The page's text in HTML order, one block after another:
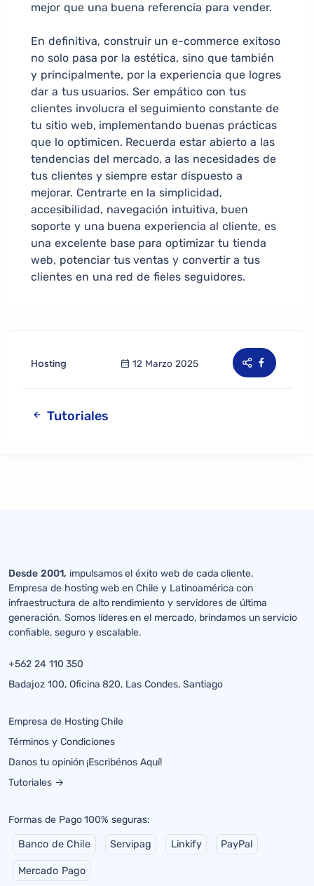
mejor que una buena referencia para vender.
En definitiva, construir un e-commerce exitoso
no solo pasa por la estética, sino que también
y principalmente, por la experiencia que logres
dar a tus usuarios. Ser empático con tus
clientes involucra el seguimiento constante de
tu sitio web, implementando buenas prácticas
que lo optimicen. Recuerda estar abierto a las
tendencias del mercado, a las necesidades de
tus clientes y siempre estar dispuesto a
mejorar. Centrarte en la simplicidad,
accesibilidad, navegación intuitiva, buen
soporte y una buena experiencia al cliente, es
una excelente base para optimizar tu tienda
web, potenciar tus ventas y convertir a tus
clientes en una red de fieles seguidores.
Hosting 12 Marzo 2025
Tutoriales
Desde 2001, impulsamos el éxito web de cada cliente.
Empresa de hosting web en Chile y Latinoamérica con
infraestructura de alto rendimiento y servidores de última
generación. Somos líderes en el mercado, brindamos un servicio
confiable, seguro y escalable.
+562 24 110 350
Badajoz 100, Oficina 820, Las Condes, Santiago
Empresa de Hosting Chile
Términos y Condiciones
Danos tu opinión ¡Escribénos Aquí!
Tutoriales →
Formas de Pago 100% seguras:
Banco de Chile Servipag Linkify PayPal
Mercado Pago